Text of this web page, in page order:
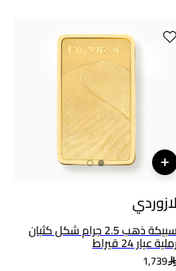
لازوردي
سبيكة ذهب 2.5 جرام شكل كثبان
عيار 24 قيراط
1,739